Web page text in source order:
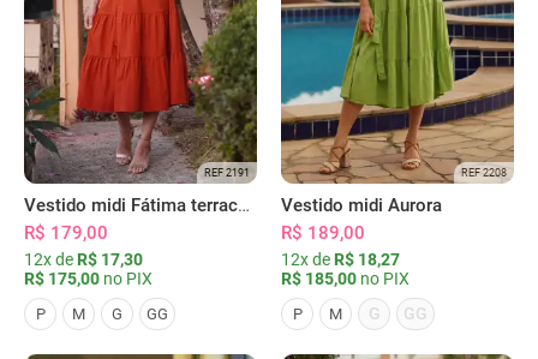
REF 2191
Vestido midi Fátima terracota
R$ 179,00
12x de R$ 17,30
R$ 175,00 no PIX
P M G GG
REF 2208
Vestido midi Aurora
R$ 189,00
12x de R$ 18,27
R$ 185,00 no PIX
P M G GG